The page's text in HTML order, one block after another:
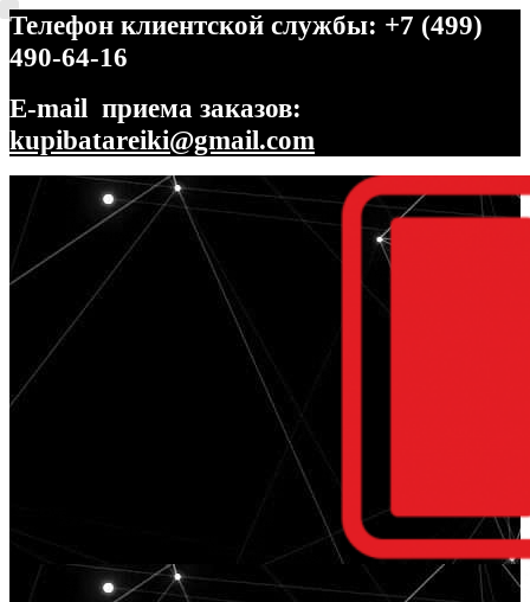
Телефон клиентской службы: +7 (499)
490-64-16
E-mail приема заказов:
kupibatareiki@gmail.com
Перейти
навигации
Перейти
содержимому